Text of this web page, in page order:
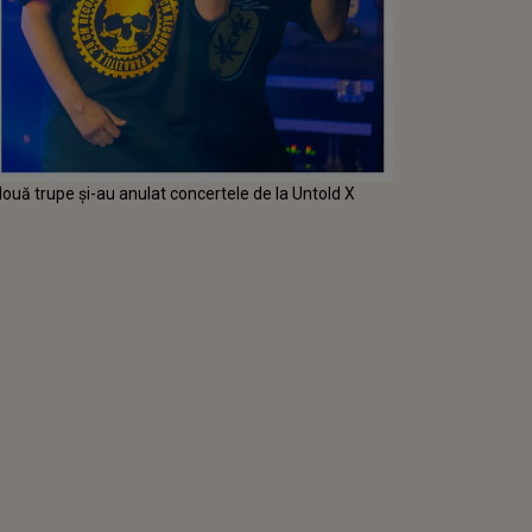
trupe și-au anulat concertele de la Untold X